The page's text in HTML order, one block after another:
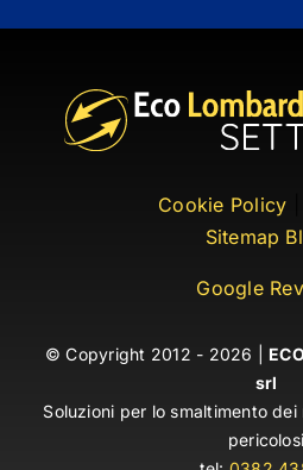
Cookie Policy
Sitemap
Google
© Copyright 2012 - 2026 |
srl
Soluzioni per lo smaltimento
pericolosi